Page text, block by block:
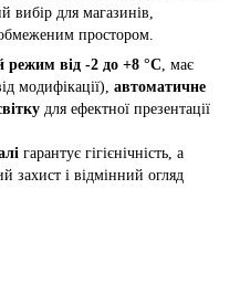
вибір для магазинів,
простором.
режим від -2 до +8 °C , має
модифікації), автоматичне
для ефектної презентації
гарантує гігієнічність, а
захист і відмінний огляд